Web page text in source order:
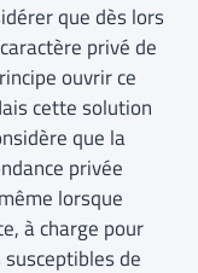
que dès lors
privé de
ouvrir ce
cette solution
que la
privée
lorsque
à charge pour
de